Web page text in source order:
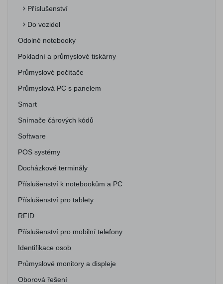
Příslušenství
Do vozidel
Odolné notebooky
Pokladní a průmyslové tiskárny
Průmyslové počítače
Průmyslová PC s panelem
Smart
Snímače čárových kódů
Software
POS systémy
Docházkové terminály
Příslušenství k notebookům a PC
Příslušenství pro tablety
RFID
Příslušenství pro mobilní telefony
Identifikace osob
Průmyslové monitory a displeje
Oborová řešení